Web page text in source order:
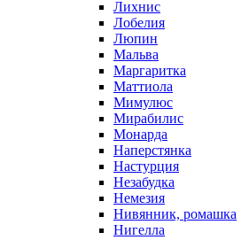
Лихнис
Лобелия
Люпин
Мальва
Маргаритка
Маттиола
Мимулюс
Мирабилис
Монарда
Наперстянка
Настурция
Незабудка
Немезия
Нивянник, ромашка
Нигелла